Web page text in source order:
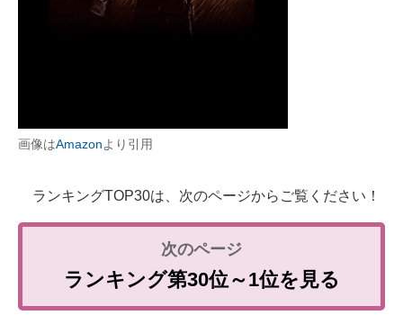
画像はAmazonより引用
ランキングTOP30は、次のページからご覧ください！
ランキング第30位～1位を見る